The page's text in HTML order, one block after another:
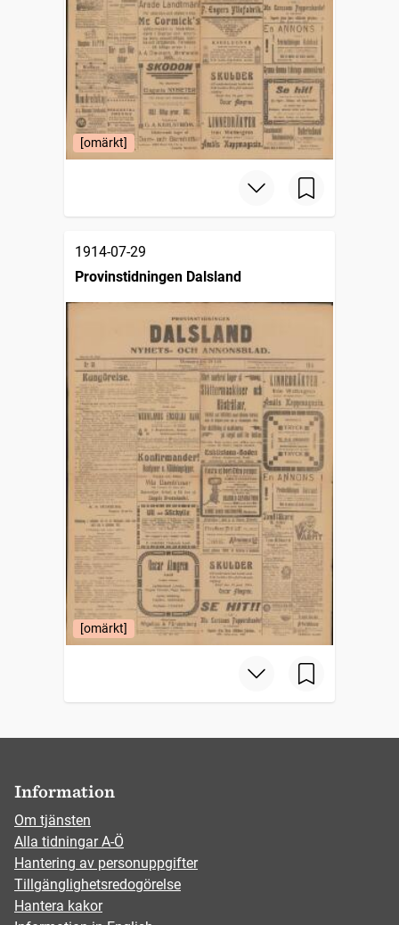
[omärkt]
1914-07-29
Provinstidningen Dalsland
[omärkt]
Information
Om tjänsten
Alla tidningar A-Ö
Hantering av personuppgifter
Tillgänglighetsredogörelse
Hantera kakor